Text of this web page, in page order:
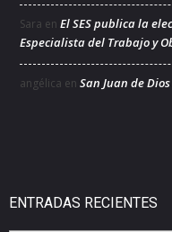
Sara en El SES publica la
Especialista del Trabajo y
angélica en San Juan de
ENTRADAS RECIENTES